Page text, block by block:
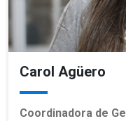
Carol Agüero
Coordinadora de